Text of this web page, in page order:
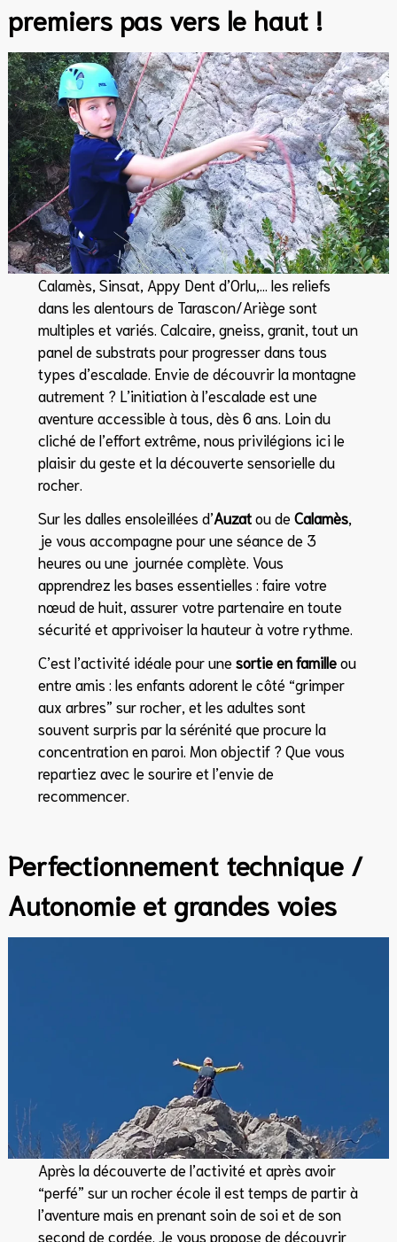
premiers pas vers le haut !
Calamès, Sinsat, Appy Dent d’Orlu,… les reliefs
dans les alentours de Tarascon/Ariège sont
multiples et variés. Calcaire, gneiss, granit, tout un
panel de substrats pour progresser dans tous
types d’escalade. Envie de découvrir la montagne
autrement ? L’initiation à l’escalade est une
aventure accessible à tous, dès 6 ans. Loin du
cliché de l’effort extrême, nous privilégions ici le
plaisir du geste et la découverte sensorielle du
rocher.
Sur les dalles ensoleillées d’Auzatou deCalamès
je vous accompagne pour une séance de 3
heures ou une journée complète. Vous
apprendrez les bases essentielles : faire votre
nœud de huit, assurer votre partenaire en toute
sécurité et apprivoiser la hauteur à votre rythme.
C’est l’activité idéale pour unesortie en familleou
entre amis : les enfants adorent le côté “grimper
aux arbres” sur rocher, et les adultes sont
souvent surpris par la sérénité que procure la
concentration en paroi. Mon objectif ? Que vous
repartiez avec le sourire et l’envie de
recommencer.
Perfectionnement technique /
Autonomie et grandes voies
Après la découverte de l’activité et après avoir
“perfé” sur un rocher école il est temps de partir à
l’aventure mais en prenant soin de soi et de son
second de cordée. Je vous propose de découvrir